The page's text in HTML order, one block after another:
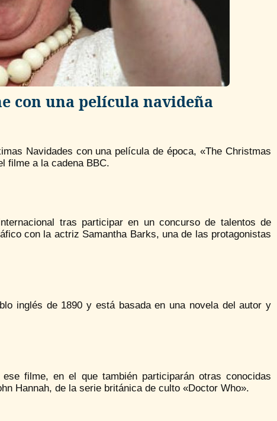
con una película navideña
Navidades con una película de época, «The Christmas
filme a la cadena BBC.
tras participar en un concurso de talentos de
con la actriz Samantha Barks, una de las protagonistas
inglés de 1890 y está basada en una novela del autor y
filme, en el que también participarán otras conocidas
Hannah, de la serie británica de culto «Doctor Who».